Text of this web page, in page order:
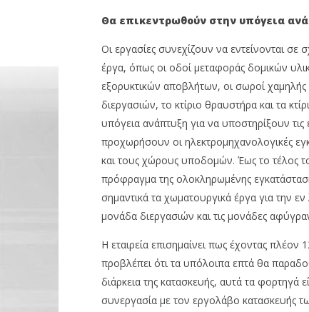
Θα επικεντρωθούν στην υπόγεια
Οι εργασίες συνεχίζουν να εντείνονται
έργα, όπως οι οδοί μεταφοράς δομικών
εξορυκτικών αποβλήτων, οι σωροί χαμηλής
διεργασιών, το κτίριο θραυστήρα και τα
υπόγεια ανάπτυξη για να υποστηρίξουν
προχωρήσουν οι ηλεκτρομηχανολογικές
και τους χώρους υποδομών. Έως το τέλος
πρόφραγμα της ολοκληρωμένης
σημαντικά τα χωματουργικά έργα για την
μονάδα διεργασιών και τις μονάδες
Η εταιρεία επισημαίνει πως έχοντας
προβλέπει ότι τα υπόλοιπα επτά θα
διάρκεια της κατασκευής, αυτά τα φορτηγά
συνεργασία με τον εργολάβο κατασκευής